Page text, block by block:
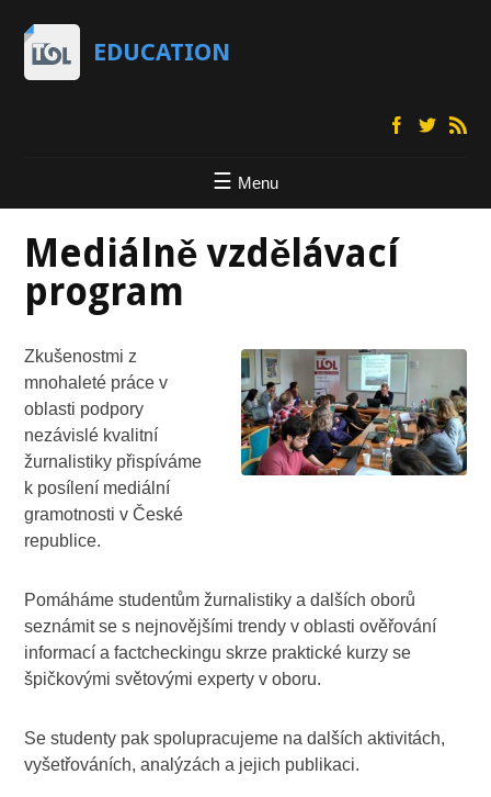
EDUCATION
Menu
Mediálně vzdělávací
program
Zkušenostmi z
mnohaleté práce v
oblasti podpory
nezávislé kvalitní
žurnalistiky přispíváme
k posílení mediální
gramotnosti v České
republice.
Pomáháme studentům žurnalistiky a dalších oborů
seznámit se s nejnovějšími trendy v oblasti ověřování
informací a factcheckingu skrze praktické kurzy se
špičkovými světovými experty v oboru.
Se studenty pak spolupracujeme na dalších aktivitách,
vyšetřováních, analýzách a jejich publikaci.